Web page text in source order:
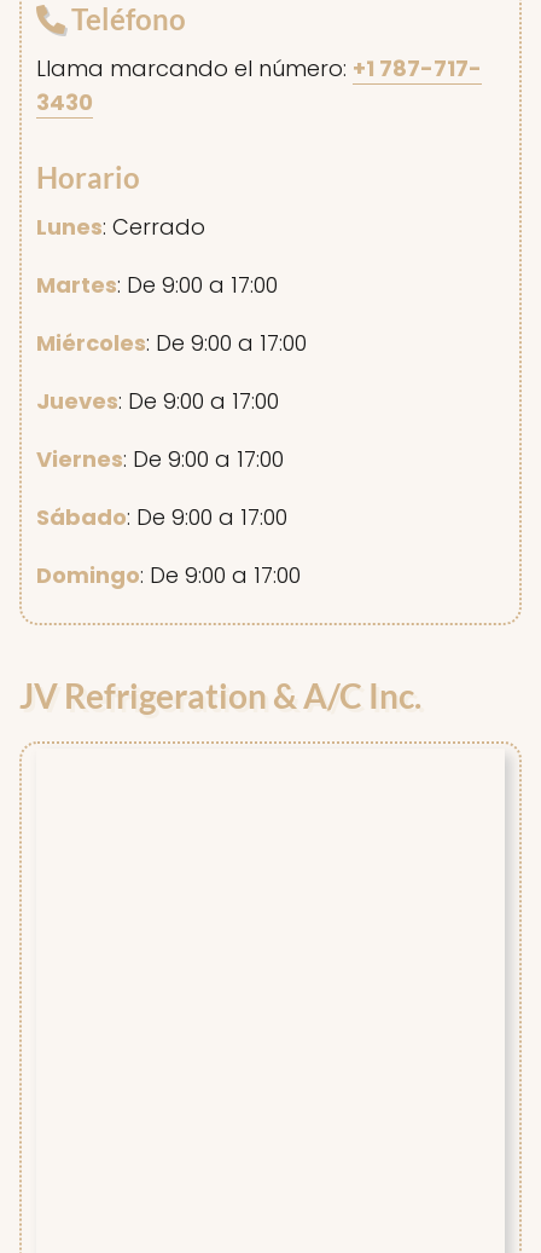
Teléfono
Llama marcando el número: +1 787-717-
3430
Horario
Lunes: Cerrado
Martes: De 9:00 a 17:00
Miércoles: De 9:00 a 17:00
Jueves: De 9:00 a 17:00
Viernes: De 9:00 a 17:00
Sábado: De 9:00 a 17:00
Domingo: De 9:00 a 17:00
JV Refrigeration & A/C Inc.